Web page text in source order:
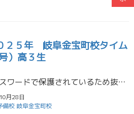
２５年 岐阜金宝町校タイム
）高３生
この投稿はパスワードで保護されているため抜粋文はありません。
月28日
備校 岐阜金宝町校